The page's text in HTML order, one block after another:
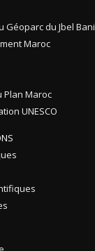
Géoparc du Jbel Bani
Maroc
Plan Maroc
UNESCO